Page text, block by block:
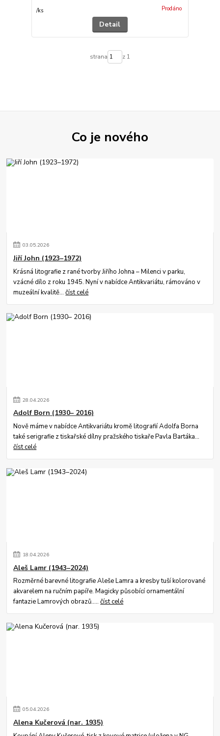
/ks Prodáno
Detail
strana z 1
Co je nového
03.05.2026
Jiří John (1923–1972)
Krásná litografie z rané tvorby Jiřího Johna – Milenci v parku,
vzácné dílo z roku 1945. Nyní v nabídce Antikvariátu, rámováno v
muzeální kvalitě...číst celé
28.04.2026
Adolf Born (1930– 2016)
Nově máme v nabídce Antikvariátu kromě litografií Adolfa Borna
také serigrafie z tiskařské dílny pražského tiskaře Pavla Bartáka...
číst celé
18.04.2026
Aleš Lamr (1943–2024)
Rozměrné barevné litografie Aleše Lamra a kresby tuší kolorované
akvarelem na ručním papíře. Magicky působící ornamentální
fantazie Lamrových obrazů.....číst celé
05.04.2026
Alena Kučerová (nar. 1935)